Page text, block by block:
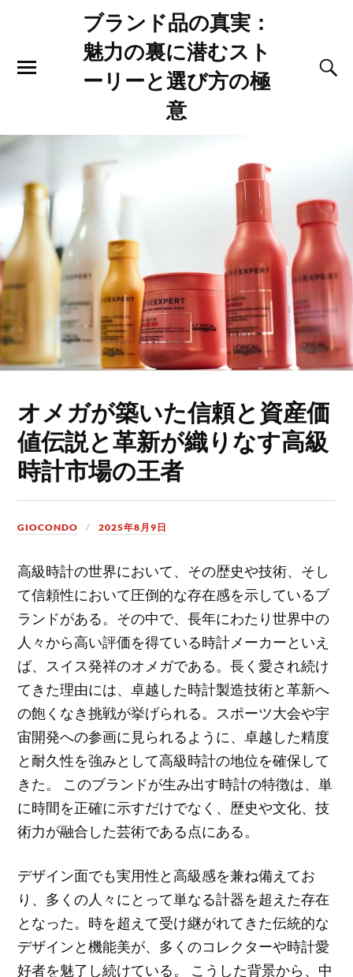
ブランド品の真実：
魅力の裏に潜むスト
ーリーと選び方の極
意
オメガが築いた信頼と資産価
値伝説と革新が織りなす高級
時計市場の王者
GIOCONDO 2025年8月9日
高級時計の世界において、その歴史や技術、そし
て信頼性において圧倒的な存在感を示しているブ
ランドがある。 その中で、長年にわたり世界中の
人々から高い評価を得ている時計メーカーといえ
ば、スイス発祥のオメガである。長く愛され続け
てきた理由には、卓越した時計製造技術と革新へ
の飽くなき挑戦が挙げられる。スポーツ大会や宇
宙開発への参画に見られるように、卓越した精度
と耐久性を強みとして高級時計の地位を確保して
きた。 このブランドが生み出す時計の特徴は、単
に時間を正確に示すだけでなく、歴史や文化、技
術力が融合した芸術である点にある。
デザイン面でも実用性と高級感を兼ね備えてお
り、多くの人々にとって単なる計器を超えた存在
となった。時を超えて受け継がれてきた伝統的な
デザインと機能美が、多くのコレクターや時計愛
好者を魅了し続けている。 こうした背景から、中